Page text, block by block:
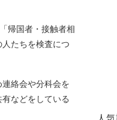
帰国者・接触者相
たちを検査につ
絡会や分科会を
などをしている